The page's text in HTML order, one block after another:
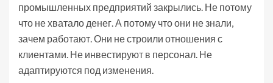
промышленных предприятий закрылись. Не потому
что не хватало денег. А потому что они не знали,
зачем работают. Они не строили отношения с
клиентами. Не инвестируют в персонал. Не
адаптируются под изменения.